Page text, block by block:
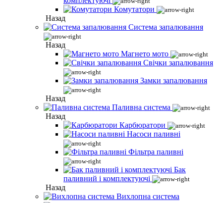
Комутатори
Назад
Система запалювання
Назад
Магнето мото
Свічки запалювання
Замки запалювання
Назад
Паливна система
Назад
Карбюратори
Насоси паливні
Фільтра паливні
Бак
паливний і комплектуючі
Назад
Вихлопна система